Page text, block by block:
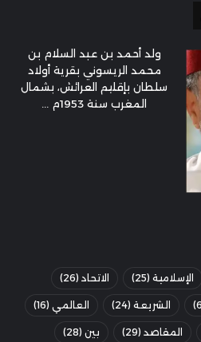
ولد أحمد بن عبد السلام بن
محمد الريسوني بقرية أولاد
سلطان بإقليم العرائش، بشمال
المغرب سنة 1953م ...
الإسلامية (25) الاتحاد (26)
الشريعة (24) العالمي (16)
المقاصد (29) بين (28)